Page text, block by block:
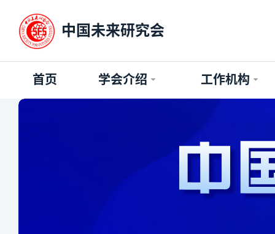
中国未来研究会
首页 学会介绍 工作机构